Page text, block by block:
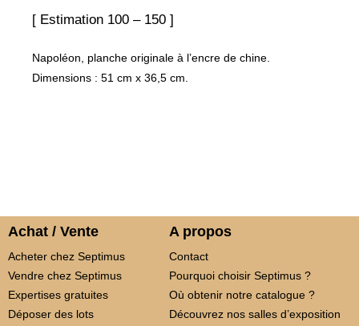
[ Estimation 100 – 150 ]
Napoléon, planche originale à l’encre de chine.
Dimensions : 51 cm x 36,5 cm.
Achat / Vente
Acheter chez Septimus
Vendre chez Septimus
Expertises gratuites
Déposer des lots
A propos
Contact
Pourquoi choisir Septimus ?
Où obtenir notre catalogue ?
Découvrez nos salles d’exposition